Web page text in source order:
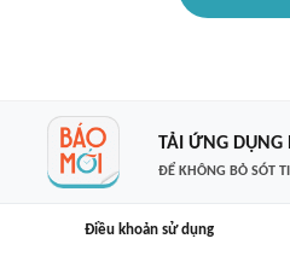
TẢI ỨNG DỤNG
ĐỂ KHÔNG BỎ SÓT
Điều khoản sử dụng